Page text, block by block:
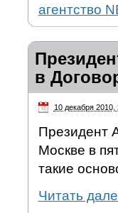
агентство
в
10 декабря 2010,
Президент
Москве в
такие
Читать